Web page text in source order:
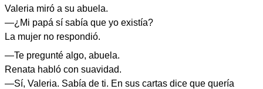
Valeria miró a su abuela.
—¿Mi papá sí sabía que yo existía?
La mujer no respondió.
—Te pregunté algo, abuela.
Renata habló con suavidad.
—Sí, Valeria. Sabía de ti. En sus cartas dice que quería